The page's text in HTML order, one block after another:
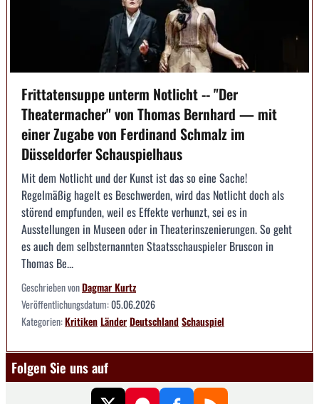
Frittatensuppe unterm Notlicht -- "Der
Theatermacher" von Thomas Bernhard — mit
einer Zugabe von Ferdinand Schmalz im
Düsseldorfer Schauspielhaus
Mit dem Notlicht und der Kunst ist das so eine Sache!
Regelmäßig hagelt es Beschwerden, wird das Notlicht doch als
störend empfunden, weil es Effekte verhunzt, sei es in
Ausstellungen in Museen oder in Theaterinszenierungen. So geht
es auch dem selbsternannten Staatsschauspieler Bruscon in
Thomas Be...
Geschrieben vonDagmar Kurtz
Veröffentlichungsdatum:05.06.2026
Kategorien:KritikenLänderDeutschlandSchauspiel
Folgen Sie uns auf